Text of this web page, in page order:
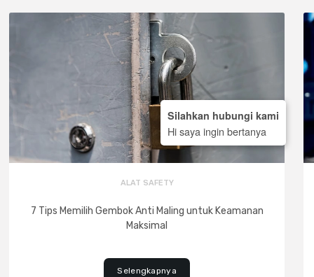
ALAT SAFETY
7 Tips Memilih Gembok Anti Maling untuk Keamanan
Maksimal
Selengkapnya
Silahkan hubungi kami
Hi saya ingin bertanya